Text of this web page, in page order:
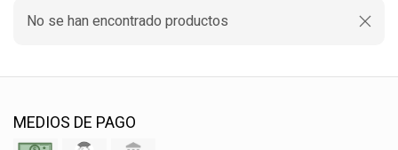
No se han encontrado productos
MEDIOS DE PAGO